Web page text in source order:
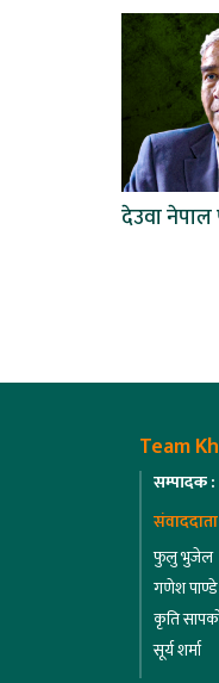
देउवा नेपाल
Team
सम्पादक :
संवाददाता
फुलु भुजेल
गणेश पाण्डे
कृति
सूर्य शर्मा